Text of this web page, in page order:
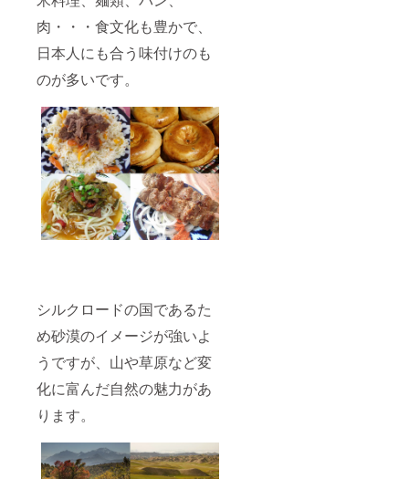
肉・・・食文化も豊かで、
日本人にも合う味付けのも
のが多いです。
シルクロードの国であるた
め砂漠のイメージが強いよ
うですが、山や草原など変
化に富んだ自然の魅力があ
ります。